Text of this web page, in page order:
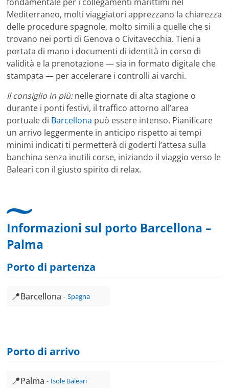
Mediterraneo, molti viaggiatori apprezzano la chiarezza
delle procedure spagnole, molto simili a quelle che si
trovano nei porti di Genova o Civitavecchia. Tieni a
portata di mano i documenti di identità in corso di
validità e la prenotazione — sia in formato digitale che
stampata — per accelerare i controlli ai varchi.
Il consiglio in più:nelle giornate di alta stagione o
durante i ponti festivi, il traffico attorno all’area
portuale di Barcellona può essere intenso. Pianificare
un arrivo leggermente in anticipo rispetto ai tempi
minimi indicati ti permetterà di goderti l’attesa sulla
banchina senza inutili corse, iniziando il viaggio verso le
Baleari con il giusto spirito di relax.
Informazioni sul porto Barcellona –
Palma
Porto di partenza
📍Barcellona Spagna
Porto di arrivo
📍Palma Isole Baleari